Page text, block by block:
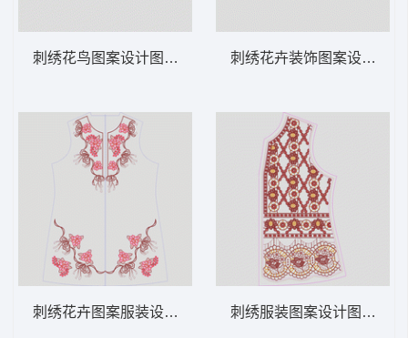
刺绣花鸟图案设计图 领 衣边下摆 中东阿拉
刺绣花卉图案服装设计图 领 衣边下摆 中东
刺绣花卉装饰图案设计图
刺绣服装图案设计图 领 衣